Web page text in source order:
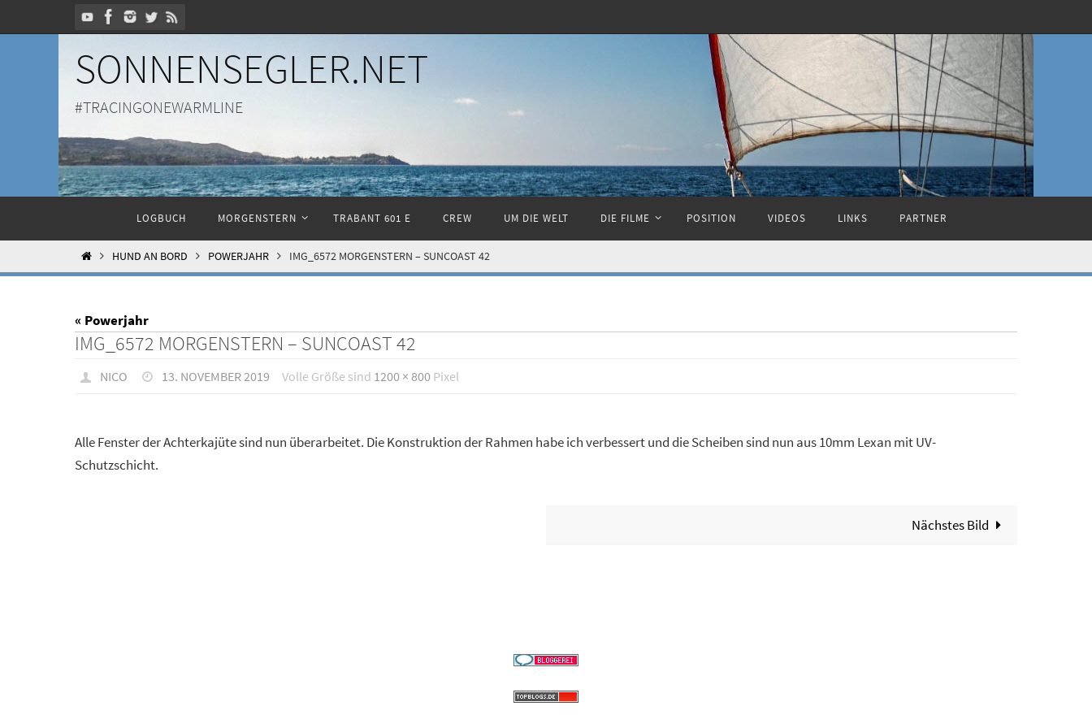
Inhalt
SONNENSEGLER.NET
#TRACINGONEWARMLINE
springen
LOGBUCH MORGENSTERN TRABANT 601 E CREW UM DIE WELT DIE FILME POSITION VIDEOS LINKS PARTNER
HOMEHUND AN BORD POWERJAHR IMG_6572 MORGENSTERN – SUNCOAST 42
« Powerjahr
IMG_6572 MORGENSTERN – SUNCOAST 42
NICO 13. NOVEMBER 2019 Volle Größe sind 1200 × 800 Pixel
Alle Fenster der Achterkajüte sind nun überarbeitet. Die Konstruktion der Rahmen habe ich verbessert und die Scheiben sind nun aus 10mm Lexan mit UV-
Schutzschicht.
Nächstes Bild